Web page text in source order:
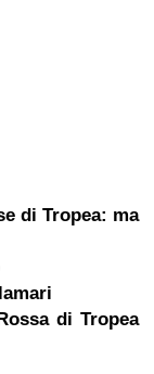
di Tropea: ma
di Tropea